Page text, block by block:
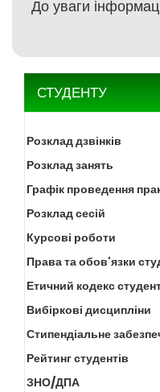
До уваги
СТУДЕНТУ
Розклад дзвінків
Розклад занять
Графік проведення
Розклад сесій
Курсові роботи
Права та обов'язки
Етичний кодекс
Вибіркові дисципліни
Стипендіальне
Рейтинг студентів
ЗНО/ДПА